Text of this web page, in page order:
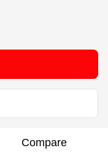
Compare